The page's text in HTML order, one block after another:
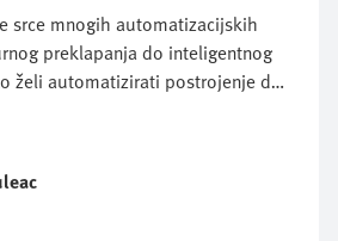
srce mnogih automatizacijskih
preklapanja do inteligentnog
želi automatizirati postrojenje duž
ne može izbjeći jedno ključno
otok pravi za mene? Ne postoji
zahtjevi znatno razlikuju između
se zato isplati strukturirati
kriterijima. Na ovaj način